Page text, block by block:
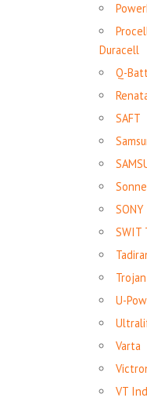
Duracell
Q-
SAFT
SONY
SWIT
Trojan
U-
Varta
VT